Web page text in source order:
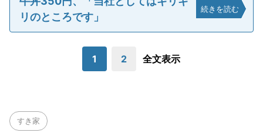
リのところです」
続きを読む
1 2 全文表示
すき家